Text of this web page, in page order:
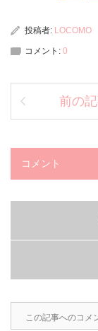
投稿者: LOCOMO
コメント: 0
前の
コメント
この記事へのコメ